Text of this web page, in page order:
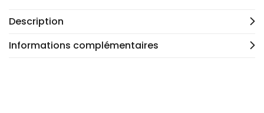
Description
Informations complémentaires